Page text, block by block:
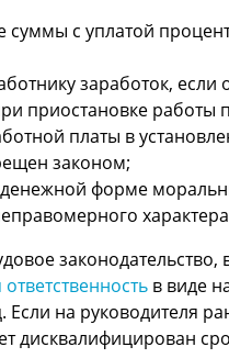
суммы с уплатой
заработок,
приостановке работы
платы в
законом;
денежной форме
в виде
Если на руководителя
дисквалифицирован